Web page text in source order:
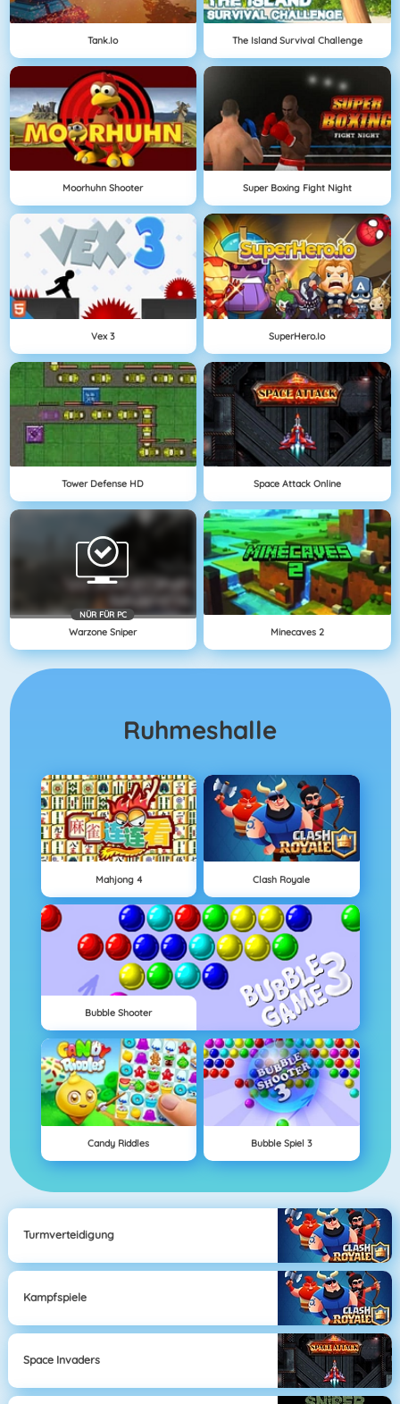
Tank.io The Island Survival Challenge
Moorhuhn Shooter Super Boxing Fight Night
Vex 3 SuperHero.io
Tower Defense HD Space Attack Online
NÜR FÜR PC
Warzone Sniper Minecaves 2
Ruhmeshalle
Mahjong 4 Clash Royale
Bubble Shooter
Candy Riddles Bubble Spiel 3
Turmverteidigung
Kampfspiele
Space Invaders